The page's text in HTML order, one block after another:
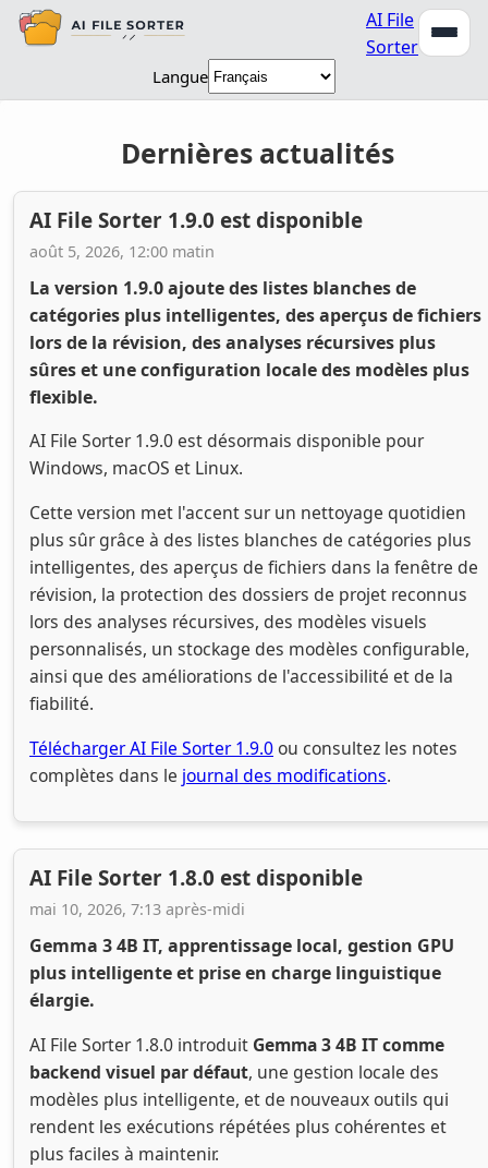
AI File
Sorter
Langue
Dernières actualités
AI File Sorter 1.9.0 est disponible
août 5, 2026, 12:00 matin
La version 1.9.0 ajoute des listes blanches de
catégories plus intelligentes, des aperçus de fichiers
lors de la révision, des analyses récursives plus
sûres et une configuration locale des modèles plus
flexible.
AI File Sorter 1.9.0 est désormais disponible pour
Windows, macOS et Linux.
Cette version met l'accent sur un nettoyage quotidien
plus sûr grâce à des listes blanches de catégories plus
intelligentes, des aperçus de fichiers dans la fenêtre de
révision, la protection des dossiers de projet reconnus
lors des analyses récursives, des modèles visuels
personnalisés, un stockage des modèles configurable,
ainsi que des améliorations de l'accessibilité et de la
fiabilité.
Télécharger AI File Sorter 1.9.0ou consultez les notes
complètes dans le journal des modifications.
AI File Sorter 1.8.0 est disponible
mai 10, 2026, 7:13 après-midi
Gemma 3 4B IT, apprentissage local, gestion GPU
plus intelligente et prise en charge linguistique
élargie.
AI File Sorter 1.8.0 introduit Gemma 3 4B IT comme
backend visuel par défaut, une gestion locale des
modèles plus intelligente, et de nouveaux outils qui
rendent les exécutions répétées plus cohérentes et
plus faciles à maintenir.